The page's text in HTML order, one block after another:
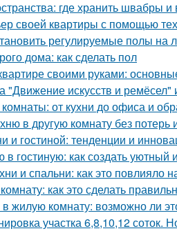
где хранить швабры
своей квартиры с помощью
регулируемые полы на
дома: как сделать пол
своими руками:
"Движение искусств и
от кухни до офиса и
в другую комнату без потерь
и гостиной: тенденции и
гостиную: как создать
и спальни: как это повлияло
как это сделать
в жилую комнату: возможно ли
участка 6,8,10,12 соток.